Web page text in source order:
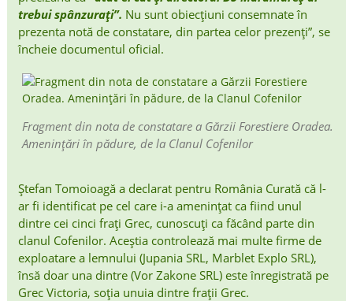
trebui spânzurați”. Nu sunt obiecțiuni consemnate în
prezenta notă de constatare, din partea celor prezenți”, se
încheie documentul oficial.
Fragment din nota de constatare a Gărzii Forestiere Oradea.
Amenințări în pădure, de la Clanul Cofenilor
Ștefan Tomoioagă a declarat pentru România Curată că l-
ar fi identificat pe cel care i-a amenințat ca fiind unul
dintre cei cinci frați Grec, cunoscuți ca făcând parte din
clanul Cofenilor. Aceștia controlează mai multe firme de
exploatare a lemnului (Jupania SRL, Marblet Explo SRL),
însă doar una dintre (Vor Zakone SRL) este înregistrată pe
Grec Victoria, soția unuia dintre frații Grec.